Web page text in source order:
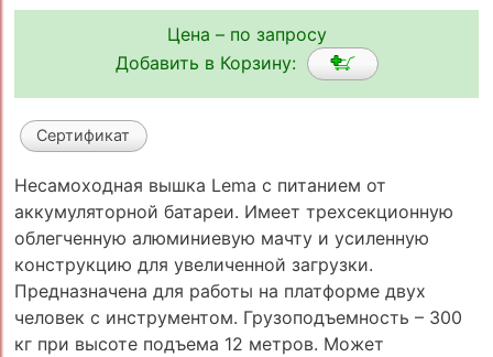
Цена – по запросу
Добавить в Корзину:
Сертификат
Несамоходная вышка Lema с питанием от
аккумуляторной батареи. Имеет трехсекционную
облегченную алюминиевую мачту и усиленную
конструкцию для увеличенной загрузки.
Предназначена для работы на платформе двух
человек с инструментом. Грузоподъемность – 300
кг при высоте подъема 12 метров. Может